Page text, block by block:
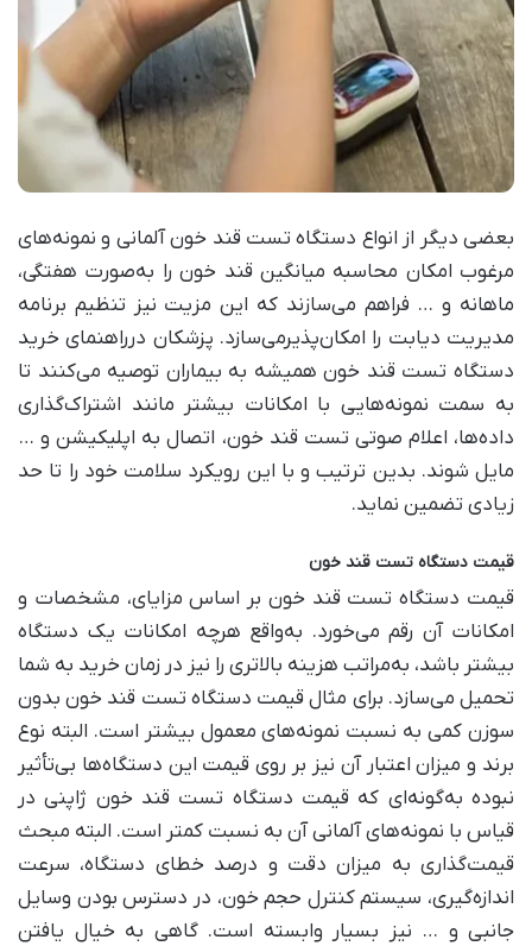
بعضی دیگر از انواع دستگاه تست قند خون آلمانی و نمونه‌های
مرغوب امکان محاسبه میانگین قند خون را به‌صورت هفتگی،
ماهانه و … فراهم می‌سازند که این مزیت نیز تنظیم برنامه
مدیریت دیابت را امکان‌پذیرمی‌سازد. پزشکان درراهنمای خرید
دستگاه تست قند خون همیشه به بیماران توصیه می‌کنند تا
به سمت نمونه‌هایی با امکانات بیشتر مانند اشتراک‌گذاری
داده‌ها، اعلام صوتی تست قند خون، اتصال به اپلیکیشن و …
مایل شوند. بدین ترتیب و با این رویکرد سلامت خود را تا حد
زیادی تضمین نماید.
قیمت دستگاه تست قند خون
قیمت دستگاه تست قند خون بر اساس مزایای، مشخصات و
امکانات آن رقم می‌خورد. به‌واقع هرچه امکانات یک دستگاه
بیشتر باشد، به‌مراتب هزینه بالاتری را نیز در زمان خرید به شما
تحمیل می‌سازد. برای مثال قیمت دستگاه تست قند خون بدون
سوزن کمی به نسبت نمونه‌های معمول بیشتر است. البته نوع
برند و میزان اعتبار آن نیز بر روی قیمت این دستگاه‌ها بی‌تأثیر
نبوده به‌گونه‌ای که قیمت دستگاه تست قند خون ژاپنی در
قیاس با نمونه‌های آلمانی آن به نسبت کمتر است. البته مبحث
قیمت‌گذاری به میزان دقت و درصد خطای دستگاه، سرعت
اندازه‌گیری، سیستم کنترل حجم خون، در دسترس بودن وسایل
جانبی و … نیز بسیار وابسته است. گاهی به خیال یافتن